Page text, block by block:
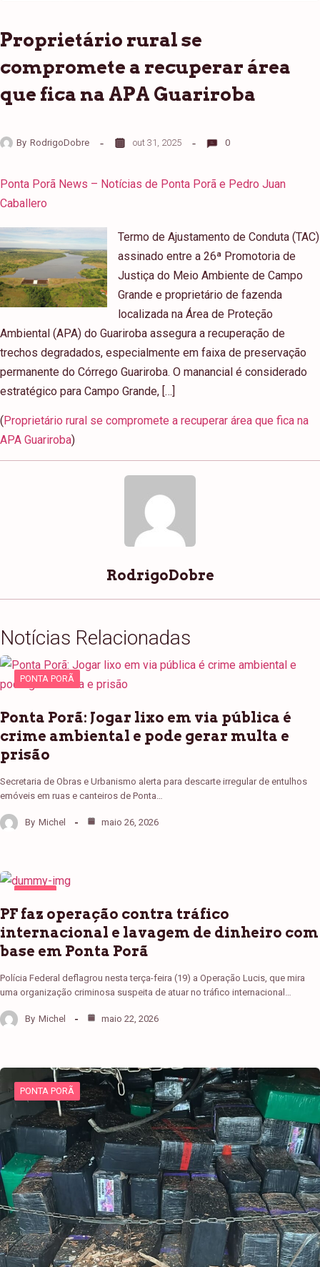
Proprietário rural se
compromete a recuperar área
que fica na APA Guariroba
By RodrigoDobre out 31, 2025 0
Ponta Porã News – Notícias de Ponta Porã e Pedro Juan
Caballero
Termo de Ajustamento de Conduta (TAC)
assinado entre a 26ª Promotoria de
Justiça do Meio Ambiente de Campo
Grande e proprietário de fazenda
localizada na Área de Proteção
Ambiental (APA) do Guariroba assegura a recuperação de
trechos degradados, especialmente em faixa de preservação
permanente do Córrego Guariroba. O manancial é considerado
estratégico para Campo Grande, […]
( Proprietário rural se compromete a recuperar área que fica na
APA Guariroba)
RodrigoDobre
Notícias Relacionadas
PONTA PORÃ
Ponta Porã: Jogar lixo em via pública é
crime ambiental e pode gerar multa e
prisão
Secretaria de Obras e Urbanismo alerta para descarte irregular de entulhos
emóveis em ruas e canteiros de Ponta…
By Michel maio 26, 2026
PONTA
PORÃ
PF faz operação contra tráfico
internacional e lavagem de dinheiro com
base em Ponta Porã
Polícia Federal deflagrou nesta terça-feira (19) a Operação Lucis, que mira
uma organização criminosa suspeita de atuar no tráfico internacional…
By Michel maio 22, 2026
PONTA PORÃ